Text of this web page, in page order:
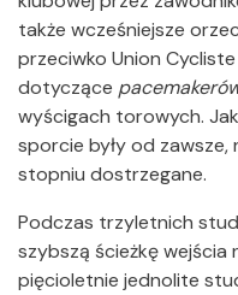
także wcześniejsze
przeciwko Union
dotyczące
wyścigach torowych.
sporcie były od zawsze,
stopniu dostrzegane.
Podczas trzyletnich
szybszą ścieżkę
pięcioletnie jednolite